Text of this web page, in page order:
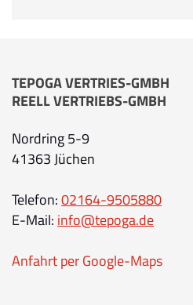
TEPOGA VERTRIES-GMBH
REELL VERTRIEBS-GMBH
Nordring 5-9
41363 Jüchen
Telefon:02164-9505880
E-Mail: info@tepoga.de
Anfahrt per Google-Maps